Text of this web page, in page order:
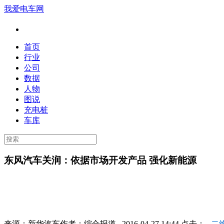
我爱电车网
首页
行业
公司
数据
人物
图说
充电桩
车库
东风汽车关润：依据市场开发产品 强化新能源